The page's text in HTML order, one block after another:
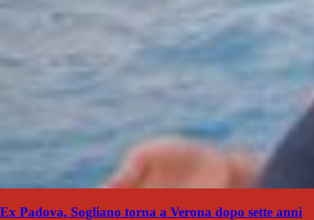
Ex Padova, Sogliano torna a Verona dopo sette anni